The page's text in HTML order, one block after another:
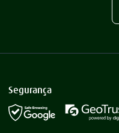
Segurança